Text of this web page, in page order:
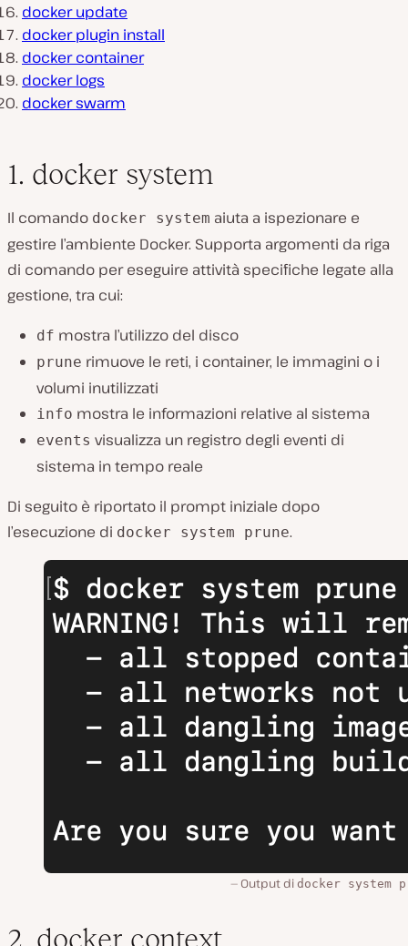
docker update
docker plugin install
docker container
docker logs
docker swarm
1. docker system
Il comando docker system aiuta a ispezionare e
gestire l’ambiente Docker. Supporta argomenti da riga
di comando per eseguire attività specifiche legate alla
gestione, tra cui:
df mostra l’utilizzo del disco
prune rimuove le reti, i container, le immagini o i
volumi inutilizzati
info mostra le informazioni relative al sistema
events visualizza un registro degli eventi di
sistema in tempo reale
Di seguito è riportato il prompt iniziale dopo
l’esecuzione di docker system prune.
Output di docker system
2. docker context